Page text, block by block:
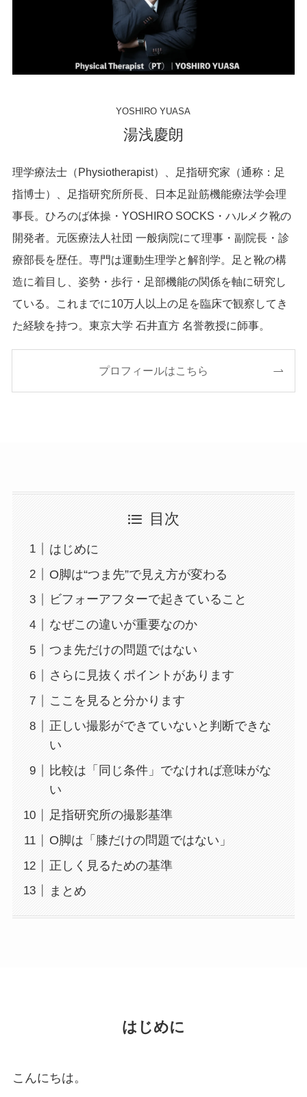
YOSHIRO YUASA
湯浅慶朗
理学療法士（Physiotherapist）、足指研究家（通称：足
指博士）、足指研究所所長、日本足趾筋機能療法学会理
事長。ひろのば体操・YOSHIRO SOCKS・ハルメク靴の
開発者。元医療法人社団 一般病院にて理事・副院長・診
療部長を歴任。専門は運動生理学と解剖学。足と靴の構
造に着目し、姿勢・歩行・足部機能の関係を軸に研究し
ている。これまでに10万人以上の足を臨床で観察してき
た経験を持つ。東京大学 石井直方 名誉教授に師事。
プロフィールはこちら
目次
はじめに
O脚は“つま先”で見え方が変わる
ビフォーアフターで起きていること
なぜこの違いが重要なのか
つま先だけの問題ではない
さらに見抜くポイントがあります
ここを見ると分かります
正しい撮影ができていないと判断できな
い
比較は「同じ条件」でなければ意味がな
い
足指研究所の撮影基準
O脚は「膝だけの問題ではない」
正しく見るための基準
まとめ
はじめに
こんにちは。